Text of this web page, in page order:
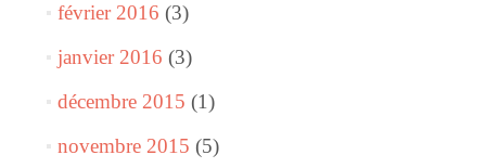
février 2016 (3)
janvier 2016 (3)
décembre 2015 (1)
novembre 2015 (5)